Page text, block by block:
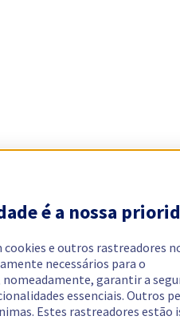
é a nossa
e outros rastreadores
necessários para o
garantir a
essenciais. Outros
Estes rastreadores estão